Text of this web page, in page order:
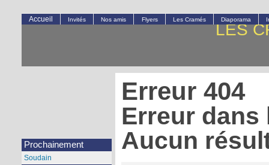
LES
Erreur 404
Erreur dans
Aucun
Accueil Invités Nos amis Flyers Les Cramés Diaporama
Prochainement
Soudain